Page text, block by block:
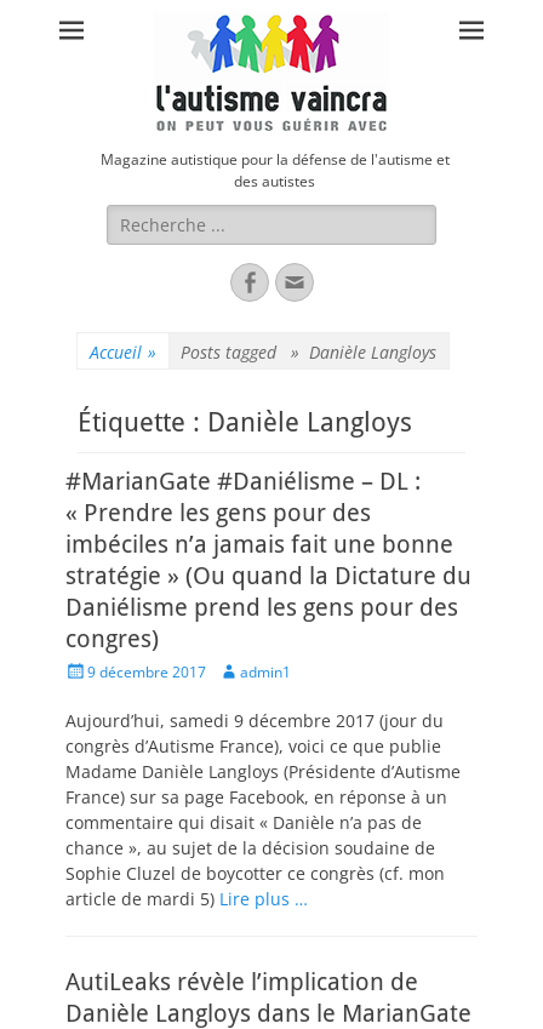
Magazine autistique pour la défense de l'autisme et
des autistes
Rechercher :
FacebookAdresse
de
Accueil » Posts tagged » Danièle Langloys
Étiquette : Danièle Langloys
#MarianGate #Daniélisme – DL :
« Prendre les gens pour des
imbéciles n’a jamais fait une bonne
stratégie » (Ou quand la Dictature du
Daniélisme prend les gens pour des
congres)
Posted9 décembre 2017 Author
admin1
Aujourd’hui, samedi 9 décembre 2017 (jour du
congrès d’Autisme France), voici ce que publie
Madame Danièle Langloys (Présidente d’Autisme
France) sur sa page Facebook, en réponse à un
commentaire qui disait « Danièle n’a pas de
chance », au sujet de la décision soudaine de
Sophie Cluzel de boycotter ce congrès (cf. mon
article de mardi 5) Lire plus …
AutiLeaks révèle l’implication de
Danièle Langloys dans le MarianGate